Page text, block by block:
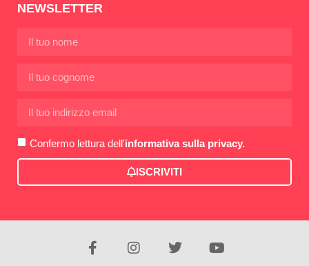
NEWSLETTER
Confermo lettura dell'informativa sulla privacy.
ISCRIVITI